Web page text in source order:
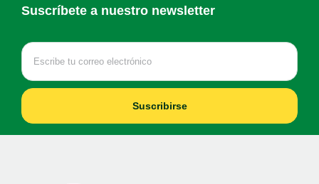
Suscríbete a nuestro newsletter
Suscribirse